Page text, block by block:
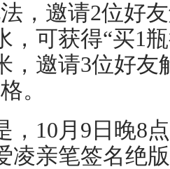
，邀请2位好
，可获得“买1
，邀请3位好友
。
，10月9日晚8
凌亲笔签名绝